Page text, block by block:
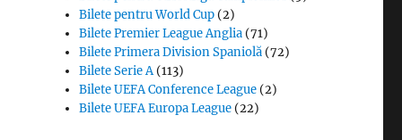
Bilete pentru World Cup (2)
Bilete Premier League Anglia (71)
Bilete Primera Division Spaniolă (72)
Bilete Serie A(113)
Bilete UEFA Conference League (2)
Bilete UEFA Europa League (22)